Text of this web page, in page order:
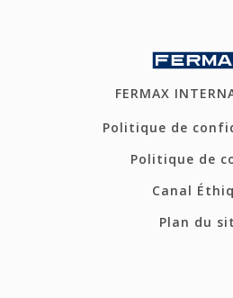
FERMAX
Politique de
Politique de
Canal
Plan du